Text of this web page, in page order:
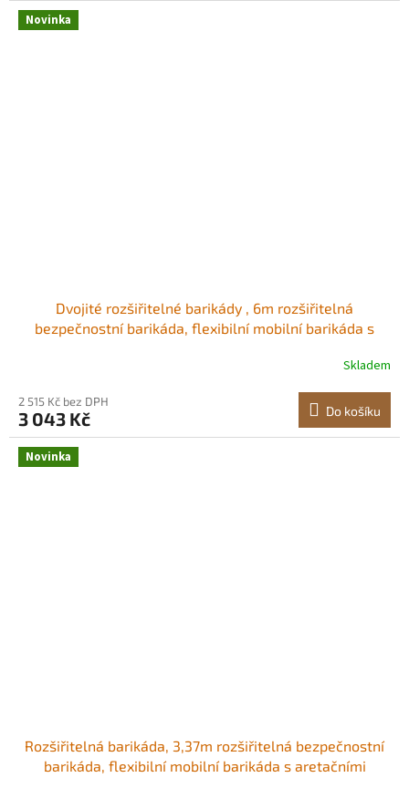
Novinka
Dvojité rozšiřitelné barikády , 6m rozšiřitelná
bezpečnostní barikáda, flexibilní mobilní barikáda s
brána, kovový dopravní plot pro terasu, zahradní
schodiště Odolný a stabilní Snadno se
Skladem
2 515 Kč bez DPH
3 043 Kč Do košíku
Novinka
Rozšiřitelná barikáda, 3,37m rozšiřitelná bezpečnostní
barikáda, flexibilní mobilní barikáda s aretačními